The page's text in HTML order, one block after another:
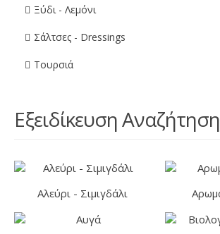
Ξύδι - Λεμόνι
Σάλτσες - Dressings
Τουρσιά
Εξειδίκευση
Αλεύρι - Σιμιγδάλι